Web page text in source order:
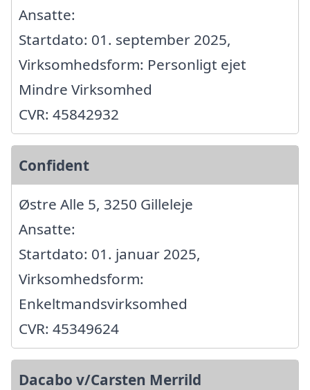
Ansatte:
Startdato: 01. september 2025,
Virksomhedsform: Personligt ejet
Mindre Virksomhed
CVR: 45842932
Confident
Østre Alle 5, 3250 Gilleleje
Ansatte:
Startdato: 01. januar 2025,
Virksomhedsform:
Enkeltmandsvirksomhed
CVR: 45349624
Dacabo v/Carsten Merrild